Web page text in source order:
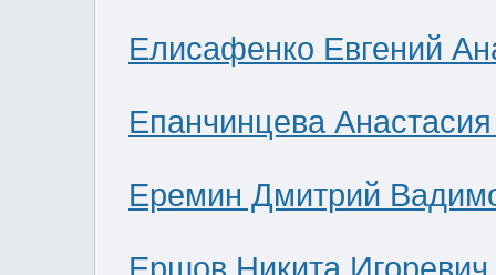
Елисафенко Евгений
Епанчинцева
Еремин Дмитрий